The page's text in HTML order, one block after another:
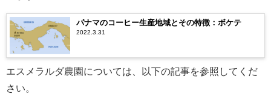
パナマのコーヒー生産地域とその特徴：ボケテ
2022.3.31
エスメラルダ農園については、以下の記事を参照してくだ
さい。